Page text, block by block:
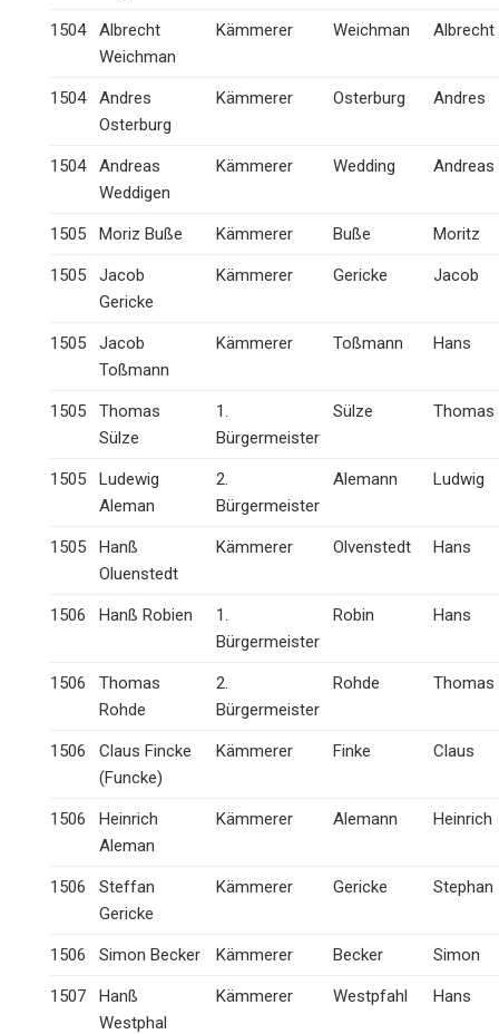
1504
Albrecht
Weichman
Kämmerer Weichman Albrecht
1504
Andres
Osterburg
Kämmerer Osterburg Andres
1504
Andreas
Weddigen
Kämmerer Wedding Andreas
1505 Moriz Buße Kämmerer Buße Moritz
1505
Jacob
Gericke
Kämmerer Gericke Jacob
1505
Jacob
Toßmann
Kämmerer Toßmann Hans
1505
Thomas
Sülze
1.
Bürgermeister
Sülze Thomas
1505
Ludewig
Aleman
2.
Bürgermeister
Alemann Ludwig
1505
Hanß
Oluenstedt
Kämmerer Olvenstedt Hans
1506 Hanß Robien
1.
Bürgermeister
Robin Hans
1506
Thomas
Rohde
2.
Bürgermeister
Rohde Thomas
1506
Claus Fincke
(Funcke)
Kämmerer Finke Claus
1506
Heinrich
Aleman
Kämmerer Alemann Heinrich
1506
Steffan
Gericke
Kämmerer Gericke Stephan
1506 Simon Becker Kämmerer Becker Simon
1507
Hanß
Westphal
Kämmerer Westpfahl Hans